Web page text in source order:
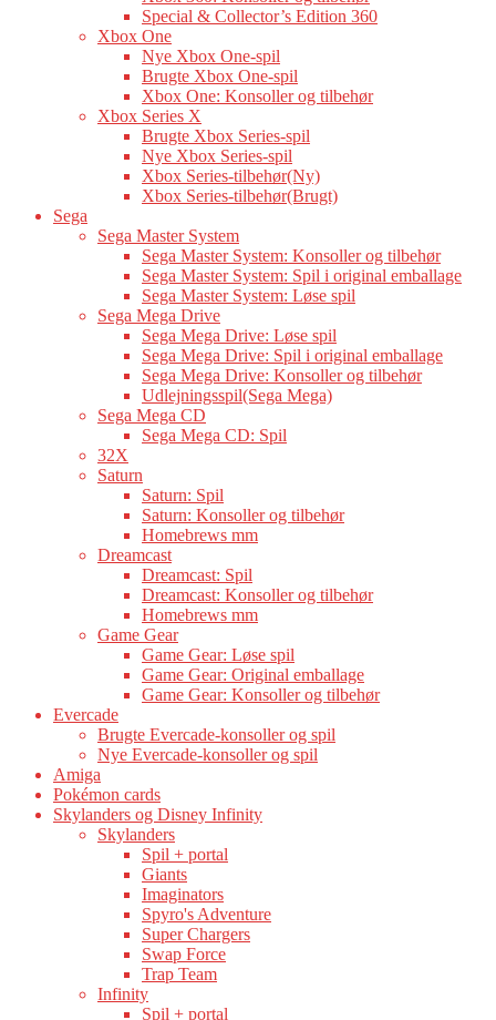
Special & Collector’s Edition 360
Xbox One
Nye Xbox One-spil
Brugte Xbox One-spil
Xbox One: Konsoller og tilbehør
Xbox Series X
Brugte Xbox Series-spil
Nye Xbox Series-spil
Xbox Series-tilbehør(Ny)
Xbox Series-tilbehør(Brugt)
Sega
Sega Master System
Sega Master System: Konsoller og tilbehør
Sega Master System: Spil i original emballage
Sega Master System: Løse spil
Sega Mega Drive
Sega Mega Drive: Løse spil
Sega Mega Drive: Spil i original emballage
Sega Mega Drive: Konsoller og tilbehør
Udlejningsspil(Sega Mega)
Sega Mega CD
Sega Mega CD: Spil
32X
Saturn
Saturn: Spil
Saturn: Konsoller og tilbehør
Homebrews mm
Dreamcast
Dreamcast: Spil
Dreamcast: Konsoller og tilbehør
Homebrews mm
Game Gear
Game Gear: Løse spil
Game Gear: Original emballage
Game Gear: Konsoller og tilbehør
Evercade
Brugte Evercade-konsoller og spil
Nye Evercade-konsoller og spil
Amiga
Pokémon cards
Skylanders og Disney Infinity
Skylanders
Spil + portal
Giants
Imaginators
Spyro's Adventure
Super Chargers
Swap Force
Trap Team
Infinity
Spil + portal